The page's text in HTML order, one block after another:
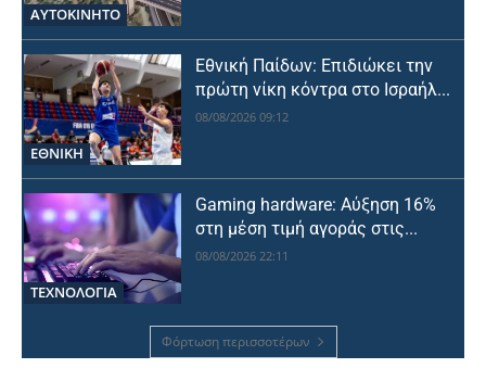
ΑΥΤΟΚΙΝΗΤΟ
ΕΘΝΙΚΉ
Εθνική Παίδων: Επιδιώκει την
πρώτη νίκη κόντρα στο Ισραήλ...
08/08/2026 09:12
ΤΕΧΝΟΛΟΓΙΑ
Gaming hardware: Αύξηση 16%
στη μέση τιμή αγοράς στις...
08/08/2026 22:11
Φόρτωση περισσοτέρων